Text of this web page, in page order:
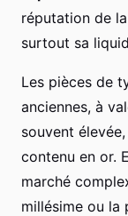
réputation de
surtout sa
Les pièces de
anciennes, à
souvent
contenu en or.
marché
millésime ou la